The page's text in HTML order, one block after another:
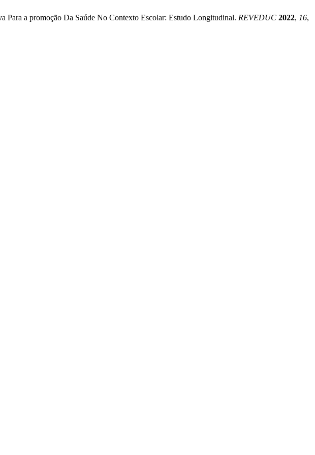
a promoção Da Saúde No Contexto Escolar: Estudo Longitudinal. REVEDUC 2022, 16,